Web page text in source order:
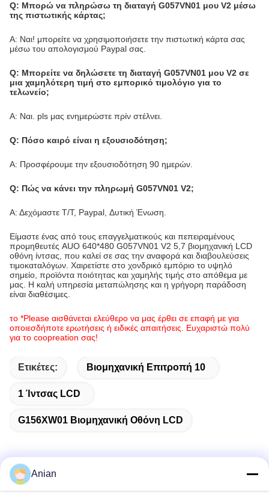
Q: Μπορώ να πληρώσω τη διαταγή G057VN01 μου V2 μέσω
της πιστωτικής κάρτας;
Α: Ναι! μπορείτε να χρησιμοποιήσετε την πιστωτική κάρτα σας
μέσω του απολογισμού Paypal σας.
Q: Μπορείτε να δηλώσετε τη διαταγή G057VN01 μου V2 σε
μια χαμηλότερη τιμή στο εμπορικό τιμολόγιο για το
τελωνείο;
Α: Ναι. pls μας ενημερώστε πρίν στέλνει.
Q: Πόσο καιρό είναι η εξουσιοδότηση;
Α: Προσφέρουμε την εξουσιοδότηση 90 ημερών.
Q: Πώς να κάνει την πληρωμή G057VN01 V2;
Α: Δεχόμαστε T/T, Paypal, Δυτική Ένωση.
Είμαστε ένας από τους επαγγελματικούς και πεπειραμένους
προμηθευτές AUO 640*480 G057VN01 V2 5,7 βιομηχανική LCD
οθόνη ίντσας, που καλεί σε σας την αναφορά και διαβουλεύσεις
τιμοκαταλόγων. Χαιρετίστε στο χονδρικό εμπόριο το υψηλό
σημείο, προϊόντα ποιότητας και χαμηλής τιμής στο απόθεμα με
μας. Η καλή υπηρεσία μεταπώλησης και η γρήγορη παράδοση
είναι διαθέσιμες.
το *Please αισθάνεται ελεύθερο να μας έρθει σε επαφή με για
οποιεσδήποτε ερωτήσεις ή ειδικές απαιτήσεις. Ευχαριστώ πολύ
για το coopreation σας!
Ετικέτες: Βιομηχανική Επιτροπή 10
1 Ίντσας LCD
G156XW01 Βιομηχανική Οθόνη LCD
Γρήγορη επικοινωνία
Anian